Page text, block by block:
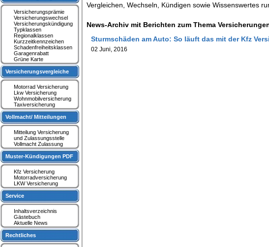
Vergleichen, Wechseln, Kündigen sowie Wissenswertes
News-Archiv mit Berichten zum Thema
Sturmschäden am Auto: So läuft das mit der Kfz
02 Juni, 2016
Versicherungsprämie
Versicherungswechsel
Versicherungskündigung
Typklassen
Regionalklassen
Kurzzeitkennzeichen
Schadenfreiheitsklassen
Garagenrabatt
Grüne Karte
Versicherungsvergleiche
Motorrad Versicherung
Lkw Versicherung
Wohnmobilversicherung
Taxiversicherung
Vollmacht/ Mitteilungen
Mitteilung Versicherung
und Zulassungsstelle
Vollmacht Zulassung
Muster-Kündigungen PDF
Kfz Versicherung
Motorradversicherung
LKW Versicherung
Service
Inhaltsverzeichnis
Gästebuch
Aktuelle News
Rechtliches